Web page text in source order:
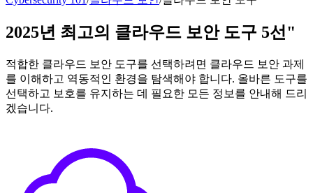
2025년 최고의 클라우드 보안 도구 5선"
적합한 클라우드 보안 도구를 선택하려면 클라우드 보안 과제
를 이해하고 역동적인 환경을 탐색해야 합니다. 올바른 도구를
선택하고 보호를 유지하는 데 필요한 모든 정보를 안내해 드리
겠습니다.